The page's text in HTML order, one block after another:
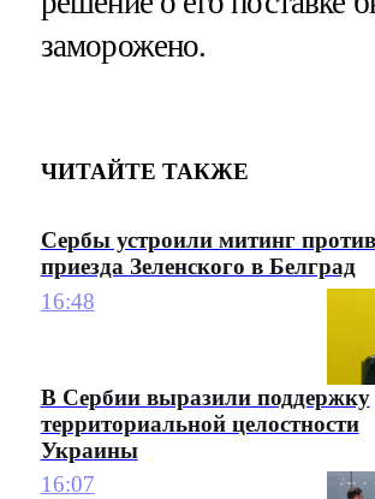
заморожено.
ЧИТАЙТЕ ТАКЖЕ
Сербы устроили митинг против
приезда Зеленского в Белград
16:48
В Сербии выразили поддержку
территориальной целостности
Украины
16:07